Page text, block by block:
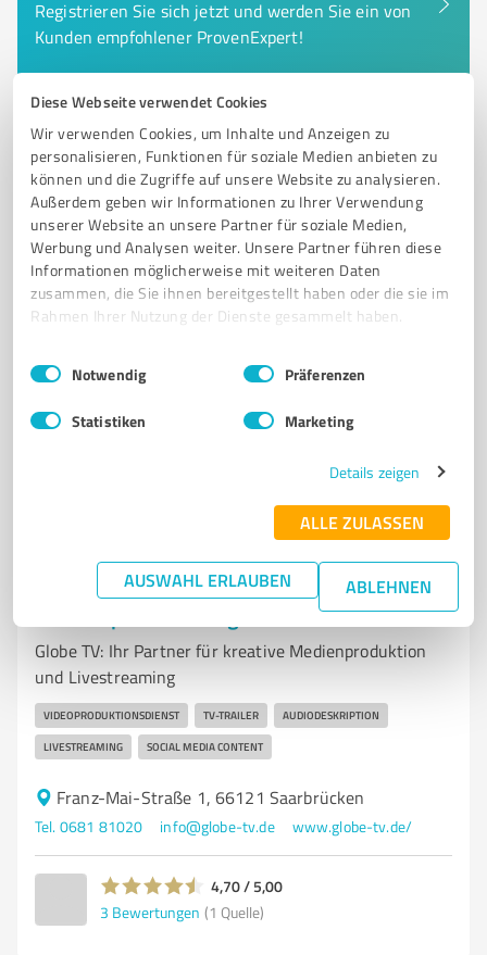
Diese Webseite verwendet Cookies
Wir verwenden Cookies, um Inhalte und Anzeigen zu
personalisieren, Funktionen für soziale Medien anbieten zu
können und die Zugriffe auf unsere Website zu analysieren.
Außerdem geben wir Informationen zu Ihrer Verwendung
unserer Website an unsere Partner für soziale Medien,
Werbung und Analysen weiter. Unsere Partner führen diese
Informationen möglicherweise mit weiteren Daten
zusammen, die Sie ihnen bereitgestellt haben oder die sie im
Rahmen Ihrer Nutzung der Dienste gesammelt haben.
Impressum Datenschutzbestimmungen
Einwilligungsauswahl
Notwendig Präferenzen
Statistiken Marketing
Details zeigen
ALLE ZULASSEN
AUSWAHL ERLAUBEN ABLEHNEN
Registrieren Sie sich jetzt und werden Sie ein von
Kunden empfohlener ProvenExpert!
6 Medienproduktion
Konsonautic Solutions GmbH
Kreativagentur für Lernspiele und Animationen –
Konsonautic Solutions GmbH
LERNSPIELE INTERAKTIVE MEDIENPRODUKTION ANIMATION
ERKLÄRVIDEOS ADVENTURE-GAMES
hello@konsonautic.com konsonautic.com/
5,00 / 5,00
Medienproduktion
Globe tv Film- und
Fernsehproduktionsgesellschaft m.b.H.
Globe TV: Ihr Partner für kreative Medienproduktion
und Livestreaming
VIDEOPRODUKTIONSDIENST TV-TRAILER AUDIODESKRIPTION
LIVESTREAMING SOCIAL MEDIA CONTENT
Franz-Mai-Straße 1, 66121 Saarbrücken
Tel. 0681 81020 info@globe-tv.de www.globe-tv.de/
4,70 / 5,00
3 Bewertungen (1 Quelle)